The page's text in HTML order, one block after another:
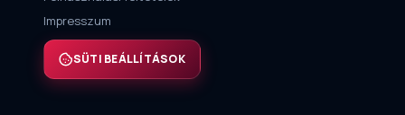
Impresszum
SÜTI BEÁLLÍTÁSOK